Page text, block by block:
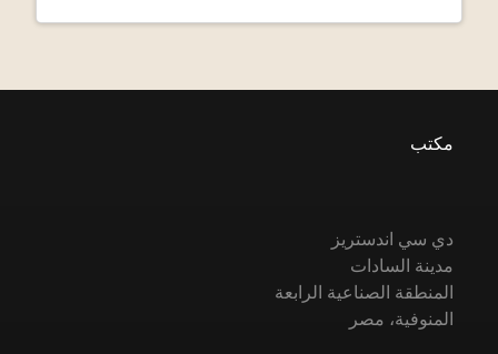
مكتب
دي سي اندستريز
مدينة السادات
المنطقة الصناعية الرابعة
المنوفية، مصر